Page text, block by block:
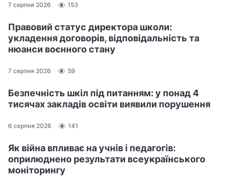
7 серпня 2026 153
Правовий статус директора школи:
укладення договорів, відповідальність та
нюанси воєнного стану
7 серпня 2026 59
Безпечність шкіл під питанням: у понад 4
тисячах закладів освіти виявили порушення
6 серпня 2026 141
Як війна впливає на учнів і педагогів:
оприлюднено результати всеукраїнського
моніторингу